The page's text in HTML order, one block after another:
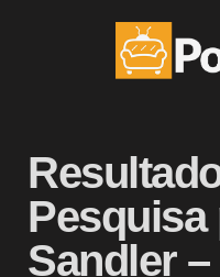
Sandler